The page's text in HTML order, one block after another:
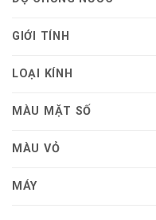
GIỚI TÍNH
LOẠI KÍNH
MÀU MẶT SỐ
MÀU VỎ
MÁY